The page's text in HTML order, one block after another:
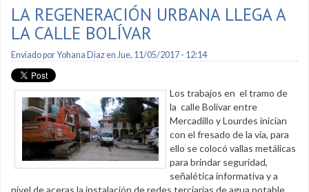
LA REGENERACIÓN URBANA LLEGA A
LA CALLE BOLÍVAR
Enviado porYohana Diazen Jue, 11/05/2017 - 12:14
Los trabajos en el tramo de
la calle Bolívar entre
Mercadillo y Lourdes inician
con el fresado de la vía, para
ello se colocó vallas metálicas
para brindar seguridad,
señalética informativa y a
nivel de aceras la instalación de redes terciarias de agua potable.